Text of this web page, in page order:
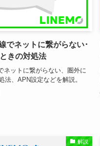
でネットに繋がらない･
きの対処法
ネットに繋がらない、圏外に
法、APN設定などを解説。
解説